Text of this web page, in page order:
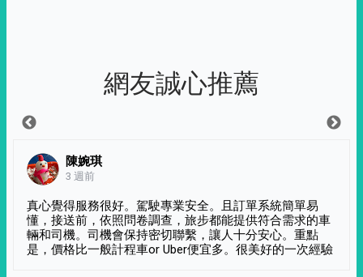
網友誠心推薦
陳婉琪
3 週前
真心覺得服務很好。駕駛專業安全。且訂單系統簡單易
懂，接送前，依照問卷調查，旅步都能提供符合需求的車
輛和司機。司機會保持密切聯繫，讓人十分安心。重點
是，價格比一般計程車or Uber便宜多。很美好的一次經驗